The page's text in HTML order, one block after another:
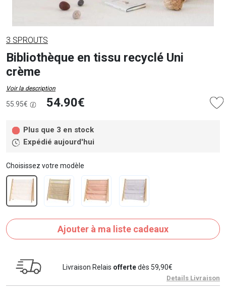
3 SPROUTS
Bibliothèque en tissu recyclé Uni
crème
Voir la description
55.95€ 54.90€
Plus que 3 en stock
Expédié aujourd'hui
Choisissez votre modèle
Ajouter à ma liste cadeaux
Livraison Relais offertedès 59,90€
Details Livraison